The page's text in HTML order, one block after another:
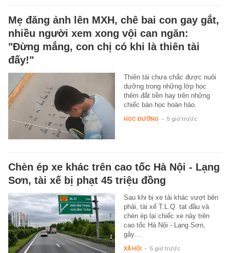
Mẹ đăng ảnh lên MXH, chê bai con gay gắt,
nhiều người xem xong vội can ngăn:
"Đừng mắng, con chị có khi là thiên tài
đấy!"
Thiên tài chưa chắc được nuôi
dưỡng trong những lớp học
thêm đắt tiền hay trên những
chiếc bàn học hoàn hảo.
HỌC ĐƯỜNG - 5 giờ trước
Chèn ép xe khác trên cao tốc Hà Nội - Lạng
Sơn, tài xế bị phạt 45 triệu đồng
Sau khi bị xe tải khác vượt bên
phải, tài xế T.L.Q. tạt đầu và
chèn ép lại chiếc xe này trên
cao tốc Hà Nội - Lạng Sơn,
gây…
XÃ HỘI - 5 giờ trước